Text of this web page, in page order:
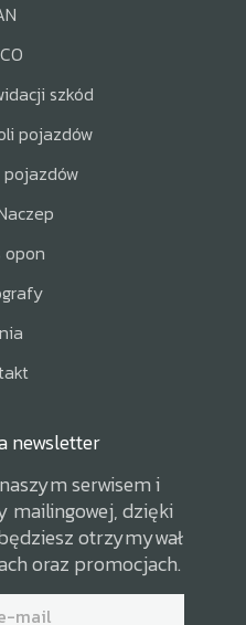
szkód
pojazdów
opon
newsletter
serwisem i
mailingowej, dzięki
otrzymywał
oraz promocjach.